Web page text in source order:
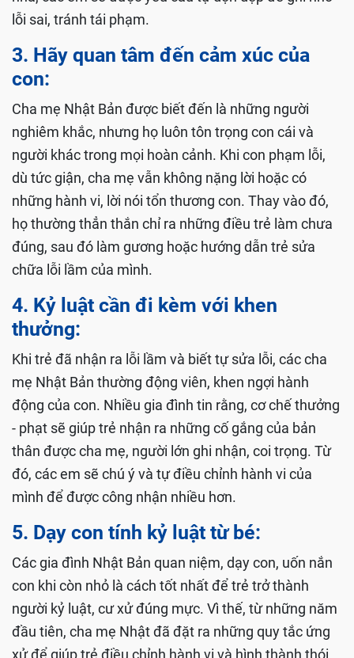
lỗi sai, tránh tái phạm.
3. Hãy quan tâm đến cảm xúc của
con:
Cha mẹ Nhật Bản được biết đến là những người
nghiêm khắc, nhưng họ luôn tôn trọng con cái và
người khác trong mọi hoàn cảnh. Khi con phạm lỗi,
dù tức giận, cha mẹ vẫn không nặng lời hoặc có
những hành vi, lời nói tổn thương con. Thay vào đó,
họ thường thẳn thắn chỉ ra những điều trẻ làm chưa
đúng, sau đó làm gương hoặc hướng dẫn trẻ sửa
chữa lỗi lầm của mình.
4. Kỷ luật cần đi kèm với khen
thưởng:
Khi trẻ đã nhận ra lỗi lầm và biết tự sửa lỗi, các cha
mẹ Nhật Bản thường động viên, khen ngợi hành
động của con. Nhiều gia đình tin rằng, cơ chế thưởng
- phạt sẽ giúp trẻ nhận ra những cố gắng của bản
thân được cha mẹ, người lớn ghi nhận, coi trọng. Từ
đó, các em sẽ chú ý và tự điều chỉnh hành vi của
mình để được công nhận nhiều hơn.
5. Dạy con tính kỷ luật từ bé:
Các gia đình Nhật Bản quan niệm, dạy con, uốn nắn
con khi còn nhỏ là cách tốt nhất để trẻ trở thành
người kỷ luật, cư xử đúng mực. Vì thế, từ những năm
đầu tiên, cha mẹ Nhật đã đặt ra những quy tắc ứng
xử để giúp trẻ điều chỉnh hành vi và hình thành thói